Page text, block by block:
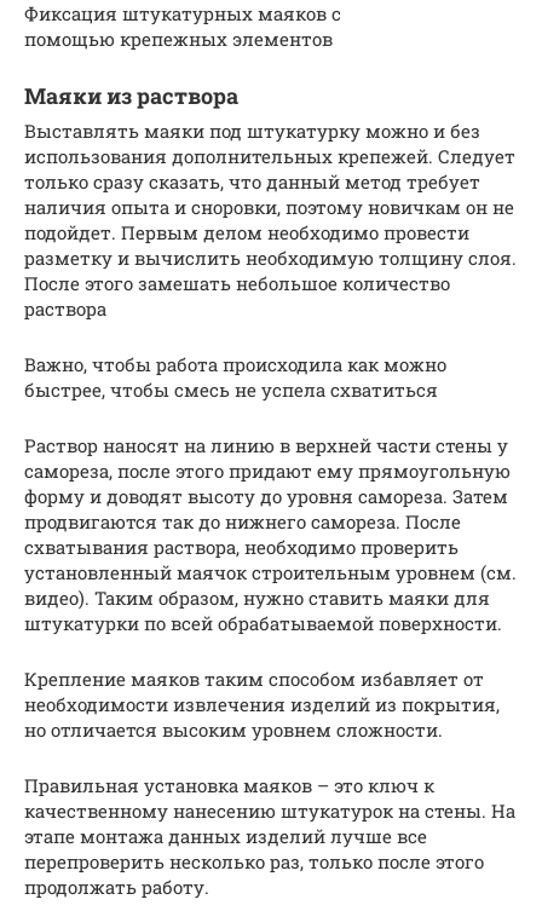
Фиксация штукатурных маяков с
помощью крепежных элементов
Маяки из раствора
Выставлять маяки под штукатурку можно и без
использования дополнительных крепежей. Следует
только сразу сказать, что данный метод требует
наличия опыта и сноровки, поэтому новичкам он не
подойдет. Первым делом необходимо провести
разметку и вычислить необходимую толщину слоя.
После этого замешать небольшое количество
раствора
Важно, чтобы работа происходила как можно
быстрее, чтобы смесь не успела схватиться
Раствор наносят на линию в верхней части стены у
самореза, после этого придают ему прямоугольную
форму и доводят высоту до уровня самореза. Затем
продвигаются так до нижнего самореза. После
схватывания раствора, необходимо проверить
установленный маячок строительным уровнем (см.
видео). Таким образом, нужно ставить маяки для
штукатурки по всей обрабатываемой поверхности.
Крепление маяков таким способом избавляет от
необходимости извлечения изделий из покрытия,
но отличается высоким уровнем сложности.
Правильная установка маяков – это ключ к
качественному нанесению штукатурок на стены. На
этапе монтажа данных изделий лучше все
перепроверить несколько раз, только после этого
продолжать работу.